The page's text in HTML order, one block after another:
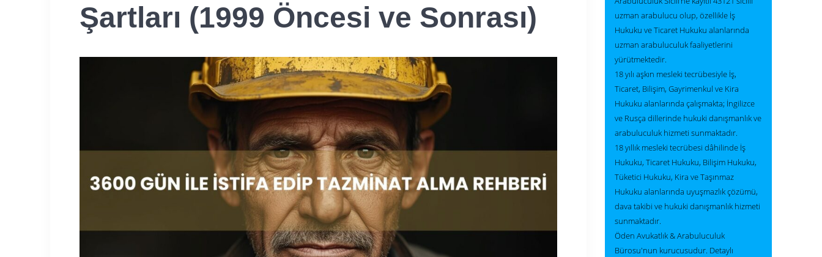
Şartları (1999 Öncesi ve Sonrası)
uzman arabulucu olup, özellikle İş
Hukuku ve Ticaret Hukuku alanlarında
uzman arabuluculuk faaliyetlerini
yürütmektedir.
18 yılı aşkın mesleki tecrübesiyle İş,
Ticaret, Bilişim, Gayrimenkul ve Kira
Hukuku alanlarında çalışmakta; İngilizce
ve Rusça dillerinde hukuki danışmanlık ve
arabuluculuk hizmeti sunmaktadır.
18 yıllık mesleki tecrübesi dâhilinde İş
Hukuku, Ticaret Hukuku, Bilişim Hukuku,
Tüketici Hukuku, Kira ve Taşınmaz
Hukuku alanlarında uyuşmazlık çözümü,
dava takibi ve hukuki danışmanlık hizmeti
sunmaktadır.
Öden Avukatlık & Arabuluculuk
Bürosu'nun kurucusudur. Detaylı